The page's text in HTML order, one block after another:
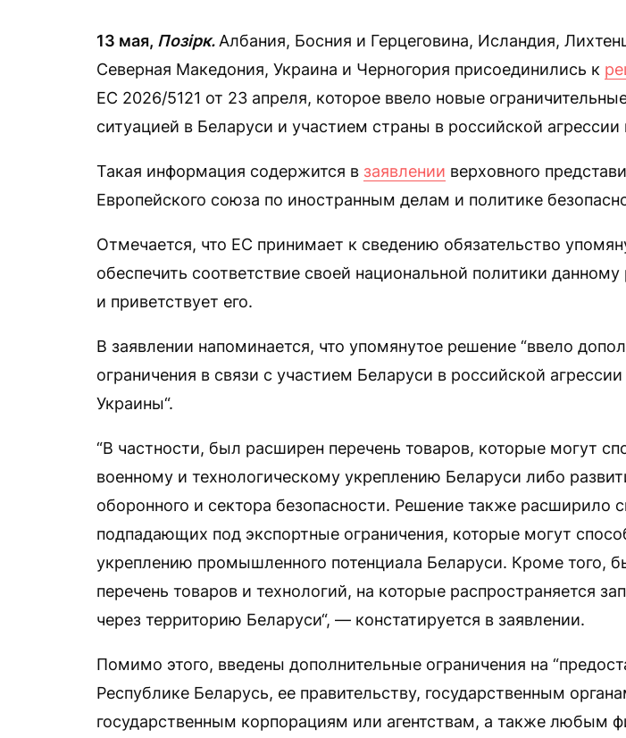
13 мая, Позірк.Албания, Босния и Герцеговина, Исландия,
Северная Македония, Украина и Черногория присоединились к
ЕС 2026/5121 от 23 апреля, которое ввело новые
ситуацией в Беларуси и участием страны в российской
Такая информация содержится в заявлении верховного
Европейского союза по иностранным делам и политике
Отмечается, что ЕС принимает к сведению обязательство
обеспечить соответствие своей национальной политики
и приветствует его.
В заявлении напоминается, что упомянутое решение “ввело
ограничения в связи с участием Беларуси в российской
Украины“.
“В частности, был расширен перечень товаров, которые могут
военному и технологическому укреплению Беларуси либо
оборонного и сектора безопасности. Решение также расширило
подпадающих под экспортные ограничения, которые могут
укреплению промышленного потенциала Беларуси. Кроме того,
перечень товаров и технологий, на которые распространяется
через территорию Беларуси“, — констатируется в заявлении.
Помимо этого, введены дополнительные ограничения на
Республике Беларусь, ее правительству, государственным
государственным корпорациям или агентствам, а также любым